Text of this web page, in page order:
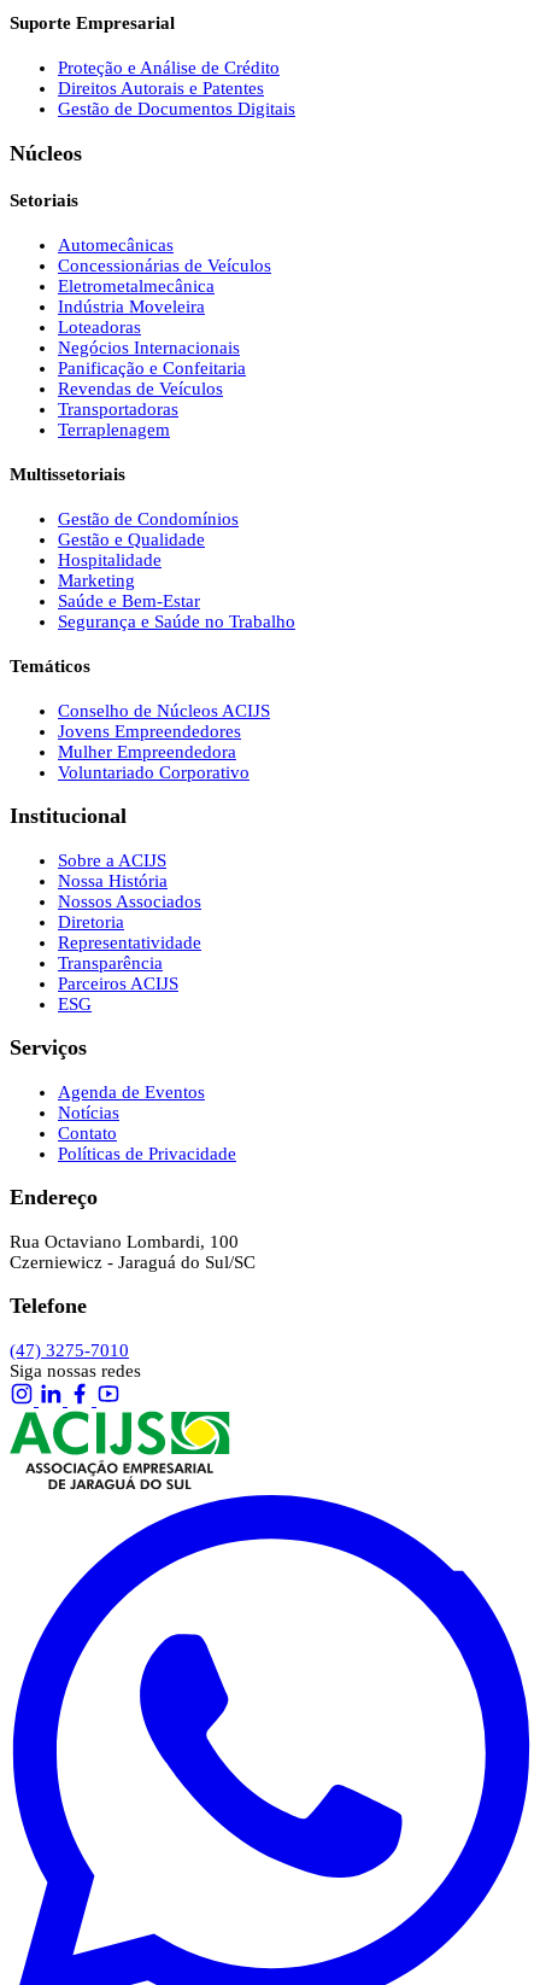
Suporte Empresarial
Proteção e Análise de Crédito
Direitos Autorais e Patentes
Gestão de Documentos Digitais
Núcleos
Setoriais
Automecânicas
Concessionárias de Veículos
Eletrometalmecânica
Indústria Moveleira
Loteadoras
Negócios Internacionais
Panificação e Confeitaria
Revendas de Veículos
Transportadoras
Terraplenagem
Multissetoriais
Gestão de Condomínios
Gestão e Qualidade
Hospitalidade
Marketing
Saúde e Bem-Estar
Segurança e Saúde no Trabalho
Temáticos
Conselho de Núcleos ACIJS
Jovens Empreendedores
Mulher Empreendedora
Voluntariado Corporativo
Institucional
Sobre a ACIJS
Nossa História
Nossos Associados
Diretoria
Representatividade
Transparência
Parceiros ACIJS
ESG
Serviços
Agenda de Eventos
Notícias
Contato
Políticas de Privacidade
Endereço
Rua Octaviano Lombardi, 100
Czerniewicz - Jaraguá do Sul/SC
Telefone
(47) 3275-7010
Siga nossas redes